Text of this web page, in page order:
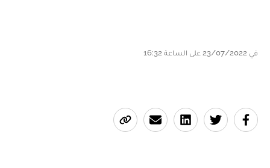
في 23/07/2022 على الساعة 16:32